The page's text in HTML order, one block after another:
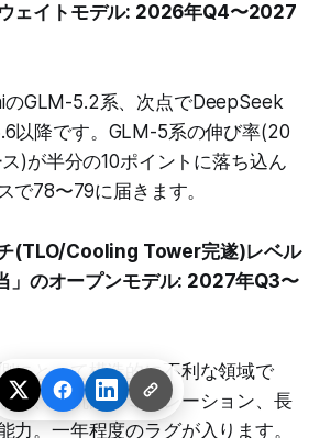
ェイトモデル: 2026年Q4〜2027
のGLM-5.2系、次点でDeepSeek
以降です。GLM-5系の伸び率(20
)が半分の10ポイントに落ち込ん
で78〜79に届きます。
(TLO/Cooling Tower完遂)レベル
のオープンモデル: 2027年Q3〜
にとって構造的に不利な領域で
備、対抗的シミュレーション、長
力。一年程度のラグが入ります。